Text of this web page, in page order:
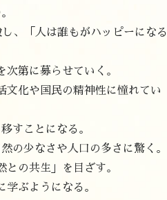
、「人は誰もがハッピーになる
第に募らせていく。
文化や国民の精神性に憧れてい
すことになる。
の少なさや人口の多さに驚く。
の共生」を目ざす。
ぶようになる。